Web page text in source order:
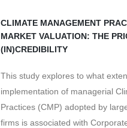
CLIMATE MANAGEMENT
MARKET VALUATION: THE
(IN)CREDIBILITY
This study explores to what
implementation of managerial
Practices (CMP) adopted by
firms is associated with